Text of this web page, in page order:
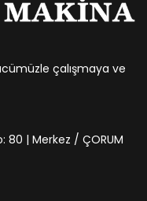
çalışmaya ve
80 | Merkez / ÇORUM